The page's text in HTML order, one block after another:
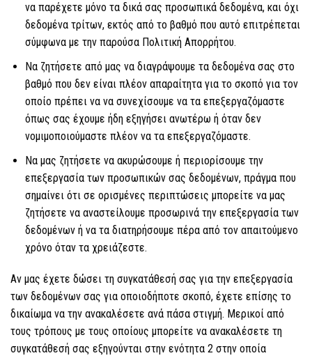
να παρέχετε μόνο τα δικά σας προσωπικά δεδομένα, και όχι
δεδομένα τρίτων, εκτός από το βαθμό που αυτό επιτρέπεται
σύμφωνα με την παρούσα Πολιτική Απορρήτου.
Να ζητήσετε από μας να διαγράψουμε τα δεδομένα σας στο
βαθμό που δεν είναι πλέον απαραίτητα για το σκοπό για τον
οποίο πρέπει να να συνεχίσουμε να τα επεξεργαζόμαστε
όπως σας έχουμε ήδη εξηγήσει ανωτέρω ή όταν δεν
νομιμοποιούμαστε πλέον να τα επεξεργαζόμαστε.
Να μας ζητήσετε να ακυρώσουμε ή περιορίσουμε την
επεξεργασία των προσωπικών σας δεδομένων, πράγμα που
σημαίνει ότι σε ορισμένες περιπτώσεις μπορείτε να μας
ζητήσετε να αναστείλουμε προσωρινά την επεξεργασία των
δεδομένων ή να τα διατηρήσουμε πέρα από τον απαιτούμενο
χρόνο όταν τα χρειάζεστε.
Αν μας έχετε δώσει τη συγκατάθεσή σας για την επεξεργασία
των δεδομένων σας για οποιοδήποτε σκοπό, έχετε επίσης το
δικαίωμα να την ανακαλέσετε ανά πάσα στιγμή. Μερικοί από
τους τρόπους με τους οποίους μπορείτε να ανακαλέσετε τη
συγκατάθεσή σας εξηγούνται στην ενότητα 2 στην οποία